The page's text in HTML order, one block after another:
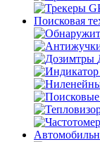
Поисковая